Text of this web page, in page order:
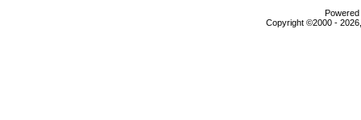
Copyright ©2000 -